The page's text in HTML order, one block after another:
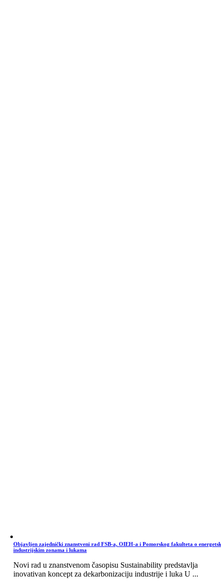
Objavljen zajednički znanstveni rad FSB-a, OIEH-a i Pomorskog fakulteta o
industrijskim zonama i lukama
Novi rad u znanstvenom časopisu Sustainability predstavlja
inovativan koncept za dekarbonizaciju industrije i luka U ...